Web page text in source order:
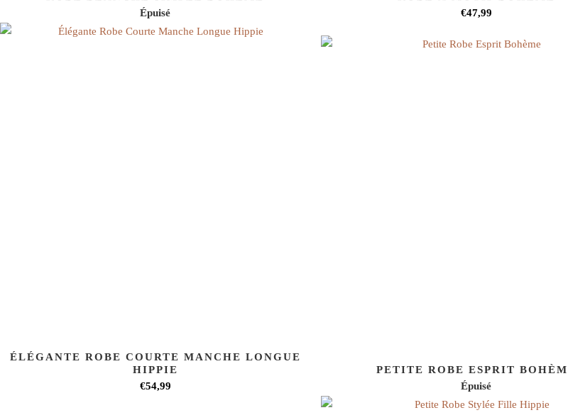
Épuisé
€47,99
ÉLÉGANTE ROBE COURTE MANCHE LONGUE
HIPPIE
€54,99
PETITE ROBE ESPRIT
Épuisé